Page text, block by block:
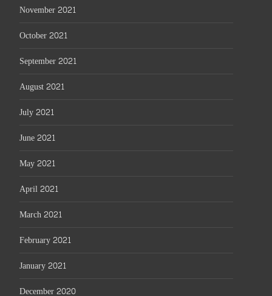
November 2021
October 2021
September 2021
August 2021
July 2021
June 2021
May 2021
April 2021
March 2021
February 2021
January 2021
December 2020